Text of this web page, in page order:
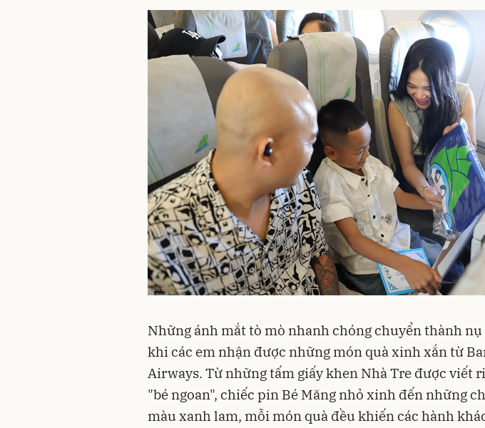
Những ánh mắt tò mò nhanh chóng chuyển thành
khi các em nhận được những món quà xinh xắn từ
Airways. Từ những tấm giấy khen Nhà Tre được viết
"bé ngoan", chiếc pin Bé Măng nhỏ xinh đến những
màu xanh lam, mỗi món quà đều khiến các hành